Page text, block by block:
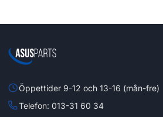
Öppettider 9-12 och 13-16 (mån-fre)
Telefon: 013-31 60 34